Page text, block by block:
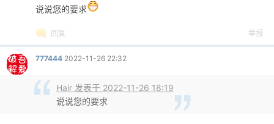
说说您的要求
回复 举报
777444 2022-11-26 22:32
Hair 发表于 2022-11-26 18:19
说说您的要求